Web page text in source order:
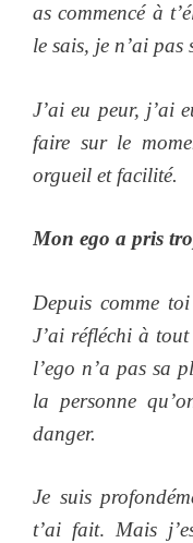
as commencé à
le sais, je n’ai pas
J’ai eu peur, j’ai
faire sur le
orgueil et facilité.
Mon ego a pris
Depuis comme
J’ai réfléchi à tout
l’ego n’a pas sa
la personne
danger.
Je suis
t’ai fait. Mais